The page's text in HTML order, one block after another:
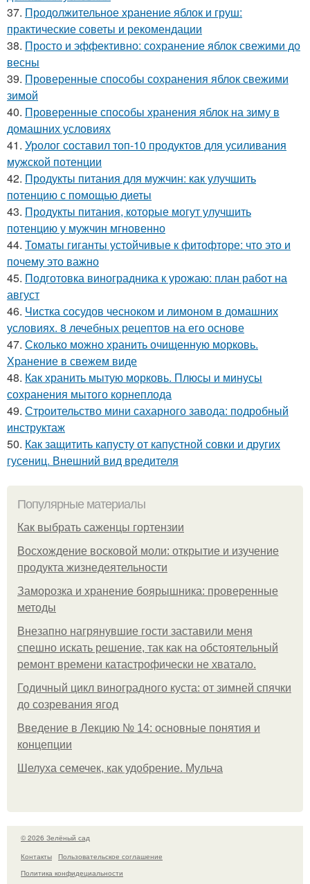
37. Продолжительное хранение яблок и груш:
практические советы и рекомендации
38. Просто и эффективно: сохранение яблок свежими до
весны
39. Проверенные способы сохранения яблок свежими
зимой
40. Проверенные способы хранения яблок на зиму в
домашних условиях
41. Уролог составил топ-10 продуктов для усиливания
мужской потенции
42. Продукты питания для мужчин: как улучшить
потенцию с помощью диеты
43. Продукты питания, которые могут улучшить
потенцию у мужчин мгновенно
44. Томаты гиганты устойчивые к фитофторе: что это и
почему это важно
45. Подготовка виноградника к урожаю: план работ на
август
46. Чистка сосудов чесноком и лимоном в домашних
условиях. 8 лечебных рецептов на его основе
47. Сколько можно хранить очищенную морковь.
Хранение в свежем виде
48. Как хранить мытую морковь. Плюсы и минусы
сохранения мытого корнеплода
49. Строительство мини сахарного завода: подробный
инструктаж
50. Как защитить капусту от капустной совки и других
гусениц. Внешний вид вредителя
Популярные материалы
Как выбрать саженцы гортензии
Восхождение восковой моли: открытие и изучение
продукта жизнедеятельности
Заморозка и хранение боярышника: проверенные
методы
Внезапно нагрянувшие гости заставили меня
спешно искать решение, так как на обстоятельный
ремонт времени катастрофически не хватало.
Годичный цикл виноградного куста: от зимней спячки
до созревания ягод
Введение в Лекцию № 14: основные понятия и
концепции
Шелуха семечек, как удобрение. Мульча
© 2026 Зелёный сад
Контакты
Пользовательское соглашение
Политика конфидециальности